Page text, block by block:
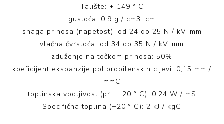
Talište: + 149 ° C
gustoća: 0,9 g / cm3. cm
snaga prinosa (napetost): od 24 do 25 N / kV. mm
vlačna čvrstoća: od 34 do 35 N / kV. mm
izduženje na točkom prinosa: 50%;
koeficijent ekspanzije polipropilenskih cijevi: 0,15 mm /
mmС
toplinska vodljivost (pri + 20 ° C): 0,24 W / mS
Specifična toplina (+20 ° C): 2 kJ / kgC